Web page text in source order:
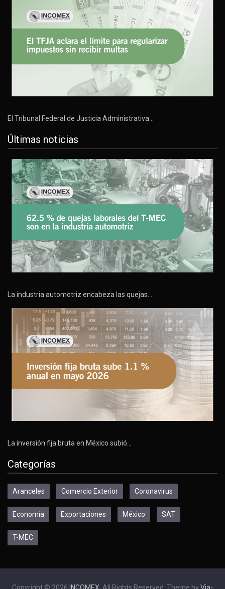
El Tribunal Federal de Justicia Administrativa…
Últimas noticias
La industria automotriz encabeza las quejas…
La inversión fija bruta en México subió…
Categorías
Aranceles Comercio Exterior Coronavirus
Economía Exportaciones México SAT
T-MEC
Copyright © 2026 INCOMEX . All Rights Reserved. Theme by Via-